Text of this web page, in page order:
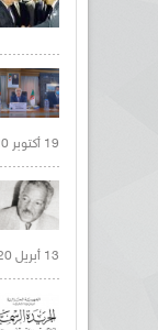
19 أكتوبر 2020 |
13 أبريل 2020 |